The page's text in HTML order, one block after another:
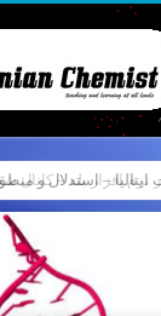
نرم افزار بله –